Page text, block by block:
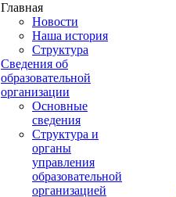
Главная
Новости
Наша история
Структура
Сведения об
образовательной
организации
Основные
сведения
Структура и
органы
управления
образовательной
организацией